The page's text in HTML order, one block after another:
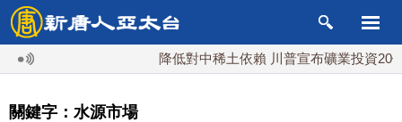
降低對中稀土依賴 川普宣布礦業投資20億
關鍵字：水源市場